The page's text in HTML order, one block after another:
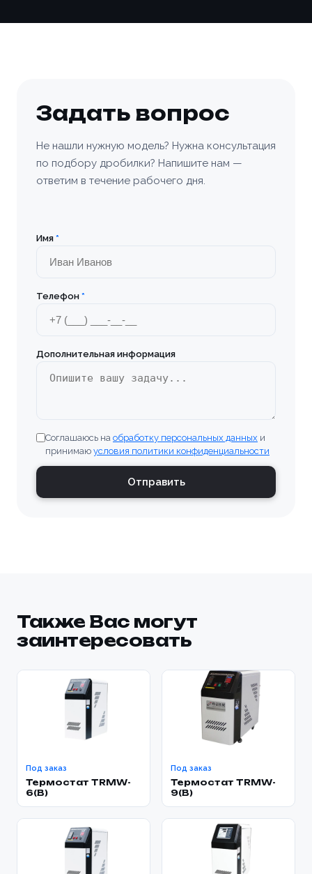
Задать вопрос
Не нашли нужную модель? Нужна консультация
по подбору дробилки? Напишите нам —
ответим в течение рабочего дня.
Имя *
Телефон *
Дополнительная информация
Соглашаюсь на обработку персональных данных и
принимаю условия политики конфиденциальности
Отправить
Также Вас могут
заинтересовать
Под заказ
Термостат TRMW-
6(B)
Под заказ
Термостат TRMW-
9(B)